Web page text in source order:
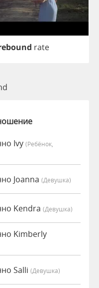
rate
Ivy (Ребёнок,
Joanna (девушка)
Kendra (девушка)
Kimberly
Salli (девушка)